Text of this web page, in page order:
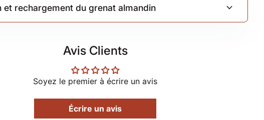
et rechargement du grenat almandin expand_more
Avis Clients
Soyez le premier à écrire un avis
Écrire un avis